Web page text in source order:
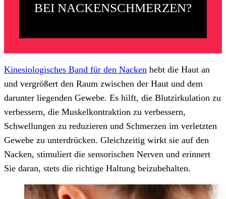
BEI NACKENSCHMERZEN?
Kinesiologisches Band für den Nacken hebt die Haut an
und vergrößert den Raum zwischen der Haut und dem
darunter liegenden Gewebe. Es hilft, die Blutzirkulation zu
verbessern, die Muskelkontraktion zu verbessern,
Schwellungen zu reduzieren und Schmerzen im verletzten
Gewebe zu unterdrücken. Gleichzeitig wirkt sie auf den
Nacken, stimuliert die sensorischen Nerven und erinnert
Sie daran, stets die richtige Haltung beizubehalten.